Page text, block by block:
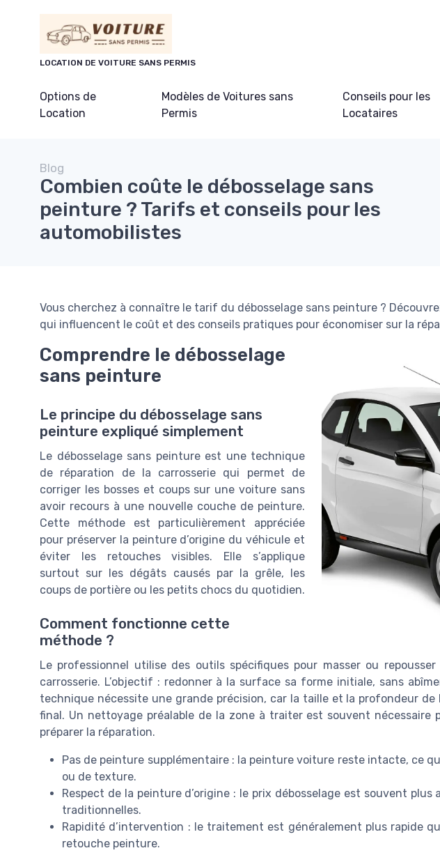
LOCATION DE VOITURE SANS PERMIS
Options de
Location
Modèles de Voitures sans
Permis
Conseils pour les
Locataires
Blog
Combien coûte le débosselage sans
peinture ? Tarifs et conseils pour les
automobilistes
Vous cherchez à connaître le tarif du débosselage sans peinture ?
qui influencent le coût et des conseils pratiques pour économiser sur la
Comprendre le débosselage
sans peinture
Le principe du débosselage sans
peinture expliqué simplement
Le débosselage sans peinture est une technique
de réparation de la carrosserie qui permet de
corriger les bosses et coups sur une voiture sans
avoir recours à une nouvelle couche de peinture.
Cette méthode est particulièrement appréciée
pour préserver la peinture d’origine du véhicule et
éviter les retouches visibles. Elle s’applique
surtout sur les dégâts causés par la grêle, les
coups de portière ou les petits chocs du quotidien.
Comment fonctionne cette
méthode ?
Le professionnel utilise des outils spécifiques pour masser ou
carrosserie. L’objectif : redonner à la surface sa forme initiale, sans
technique nécessite une grande précision, car la taille et la profondeur
final. Un nettoyage préalable de la zone à traiter est souvent nécessaire
préparer la réparation.
Pas de peinture supplémentaire : la peinture voiture reste intacte, ce
ou de texture.
Respect de la peinture d’origine : le prix débosselage est souvent
traditionnelles.
Rapidité d’intervention : le traitement est généralement plus rapide
retouche peinture.